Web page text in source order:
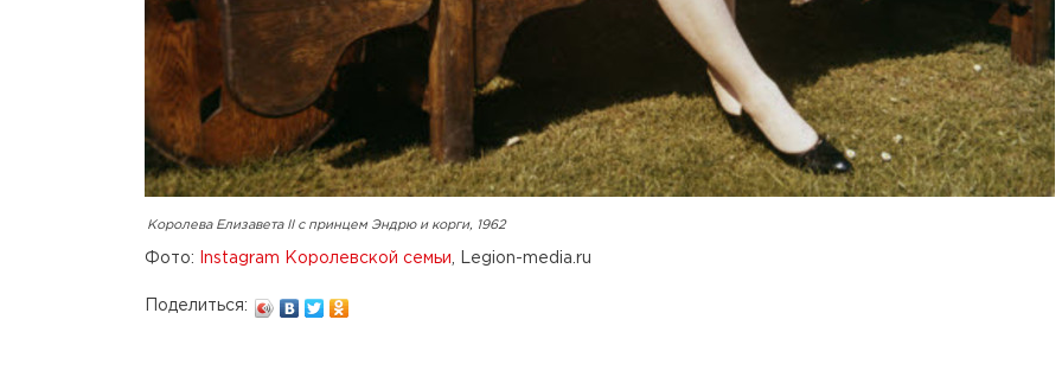
Королева Елизавета II с принцем Эндрю и корги, 1962
Фото: Instagram Королевской семьи , Legion-media.ru
Поделиться: